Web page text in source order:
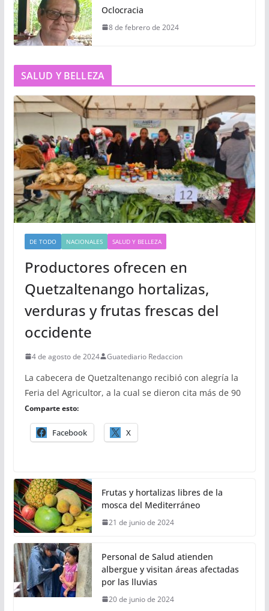
Oclocracia
8 de febrero de 2024
SALUD Y BELLEZA
DE TODO NACIONALES SALUD Y BELLEZA
Productores ofrecen en
Quetzaltenango hortalizas,
verduras y frutas frescas del
occidente
4 de agosto de 2024 Guatediario Redaccion
La cabecera de Quetzaltenango recibió con alegría la
Feria del Agricultor, a la cual se dieron cita más de 90
Comparte esto:
Facebook X
Frutas y hortalizas libres de la
mosca del Mediterráneo
21 de junio de 2024
Personal de Salud atienden
albergue y visitan áreas afectadas
por las lluvias
20 de junio de 2024